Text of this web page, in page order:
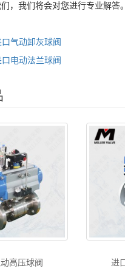
，我们将会对您进行专业解答。
口气动卸灰球阀
口电动法兰球阀
高压球阀 进